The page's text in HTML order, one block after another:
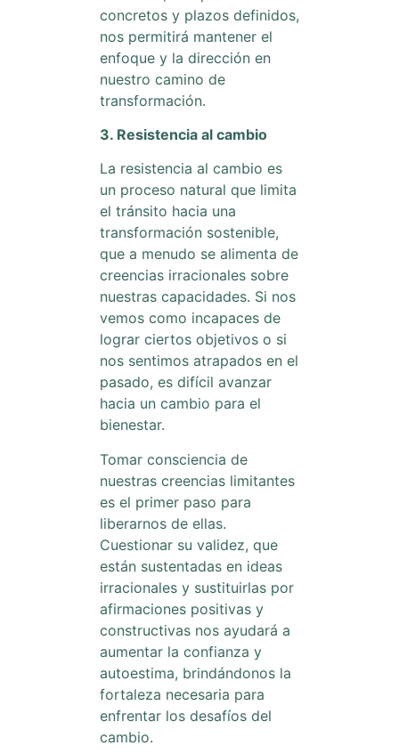
concretos y plazos definidos,
nos permitirá mantener el
enfoque y la dirección en
nuestro camino de
transformación.
3. Resistencia al cambio
La resistencia al cambio es
un proceso natural que limita
el tránsito hacia una
transformación sostenible,
que a menudo se alimenta de
creencias irracionales sobre
nuestras capacidades. Si nos
vemos como incapaces de
lograr ciertos objetivos o si
nos sentimos atrapados en el
pasado, es difícil avanzar
hacia un cambio para el
bienestar.
Tomar consciencia de
nuestras creencias limitantes
es el primer paso para
liberarnos de ellas.
Cuestionar su validez, que
están sustentadas en ideas
irracionales y sustituirlas por
afirmaciones positivas y
constructivas nos ayudará a
aumentar la confianza y
autoestima, brindándonos la
fortaleza necesaria para
enfrentar los desafíos del
cambio.